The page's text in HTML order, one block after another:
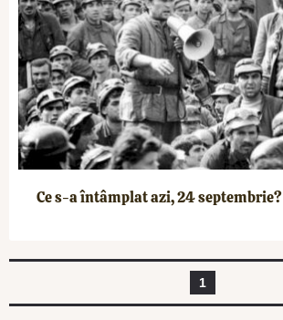
Ce s-a întâmplat azi, 24 septembrie?
1